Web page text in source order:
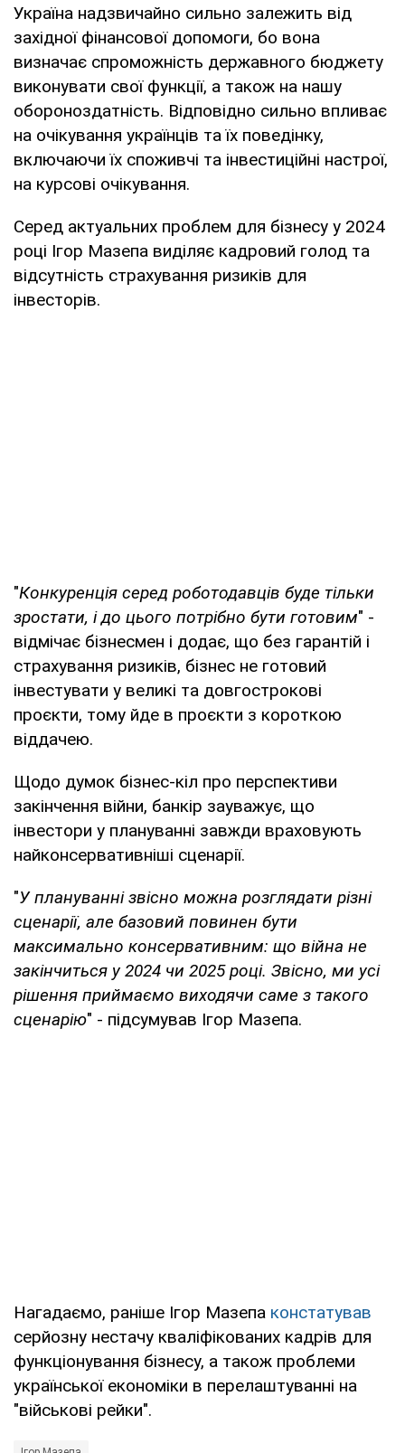
Україна надзвичайно сильно залежить від
західної фінансової допомоги, бо вона
визначає спроможність державного бюджету
виконувати свої функції, а також на нашу
обороноздатність. Відповідно сильно впливає
на очікування українців та їх поведінку,
включаючи їх споживчі та інвестиційні настрої,
на курсові очікування.
Серед актуальних проблем для бізнесу у 2024
році Ігор Мазепа виділяє кадровий голод та
відсутність страхування ризиків для
інвесторів.
"Конкуренція серед роботодавців буде тільки
зростати, і до цього потрібно бути готовим" -
відмічає бізнесмен і додає, що без гарантій і
страхування ризиків, бізнес не готовий
інвестувати у великі та довгострокові
проєкти, тому йде в проєкти з короткою
віддачею.
Щодо думок бізнес-кіл про перспективи
закінчення війни, банкір зауважує, що
інвестори у плануванні завжди враховують
найконсервативніші сценарії.
"У плануванні звісно можна розглядати різні
сценарії, але базовий повинен бути
максимально консервативним: що війна не
закінчиться у 2024 чи 2025 році. Звісно, ми усі
рішення приймаємо виходячи саме з такого
сценарію" - підсумував Ігор Мазепа.
Нагадаємо, раніше Ігор Мазепа констатував
серйозну нестачу кваліфікованих кадрів для
функціонування бізнесу, а також проблеми
української економіки в перелаштуванні на
"військові рейки".